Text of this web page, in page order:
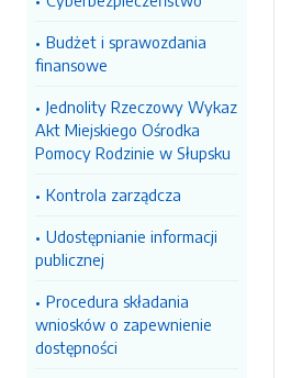
Budżet i sprawozdania
finansowe
Jednolity Rzeczowy Wykaz
Akt Miejskiego Ośrodka
Pomocy Rodzinie w Słupsku
Kontrola zarządcza
Udostępnianie informacji
publicznej
Procedura składania
wniosków o zapewnienie
dostępności